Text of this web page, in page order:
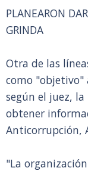
PLANEARON
GRINDA
Otra de las
como "objetivo"
según el juez,
obtener
Anticorrupción,
"La